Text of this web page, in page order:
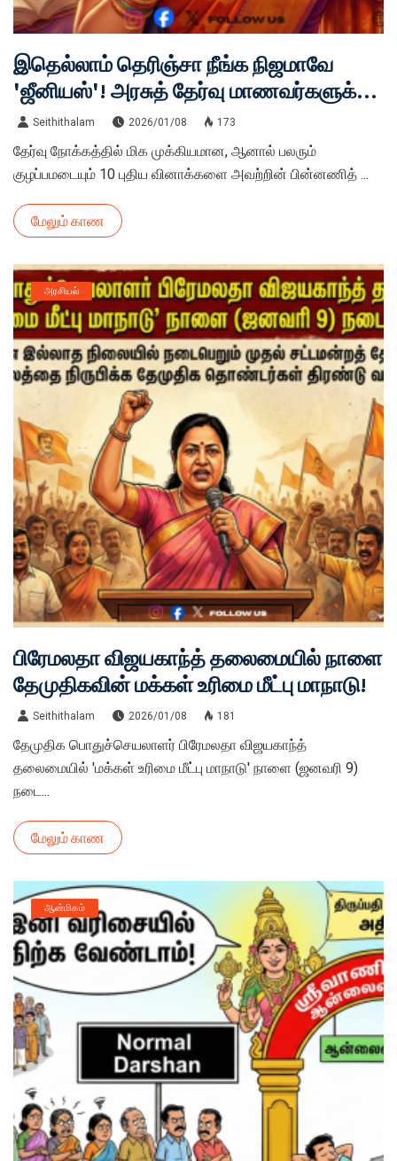
இதெல்லாம் தெரிஞ்சா நீங்க நிஜமாவே
'ஜீனியஸ்'! அரசுத் தேர்வு மாணவர்களுக்கு
ஒரு சவால்!
Seithithalam 2026/01/08 173
தேர்வு நோக்கத்தில் மிக முக்கியமான, ஆனால் பலரும்
குழப்பமடையும் 10 புதிய வினாக்களை அவற்றின் பின்னணித் ...
மேலும் காண
அரசியல்
பிரேமலதா விஜயகாந்த் தலைமையில் நாளை
தேமுதிகவின் மக்கள் உரிமை மீட்பு மாநாடு!
Seithithalam 2026/01/08 181
தேமுதிக பொதுச்செயலாளர் பிரேமலதா விஜயகாந்த்
தலைமையில் 'மக்கள் உரிமை மீட்பு மாநாடு' நாளை (ஜனவரி 9)
நடை...
மேலும் காண
ஆன்மிகம்